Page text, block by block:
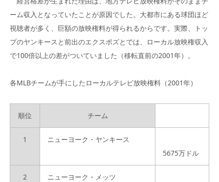
ーム収入となっていたことが原因でした。大都市にある球団ほど
視聴者が多く、巨額の放映権料が得られるからです。実際、トッ
プのヤンキースと前出のエクスポズとでは、ローカル放映権収入
で100倍以上の差がついていました（移転直前の2001年）。
各MLBチームが手にしたローカルテレビ放映権料（2001年）
順位 チーム
1
ニューヨーク・ヤンキース
5675万ドル
2
ニューヨーク・メッツ